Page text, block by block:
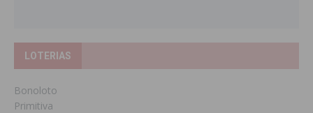
LOTERIAS
Bonoloto
Primitiva